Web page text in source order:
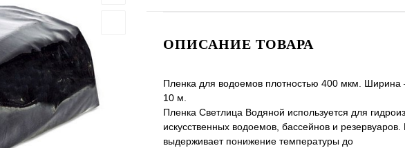
ОПИСАНИЕ ТОВАРА
Пленка для водоемов плотностью 400 мкм. Ширина
10 м.
Пленка Светлица Водяной используется для
искусственных водоемов, бассейнов и
выдерживает понижение температуры до